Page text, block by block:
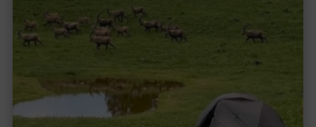
sur le séjour yoga et rando à La Jarjatte. Au
plaisir !
En savoir plus sur la note client
Séjour "YOGA ET RANDO DANS LE VALLON DE
LA JARJATTE"